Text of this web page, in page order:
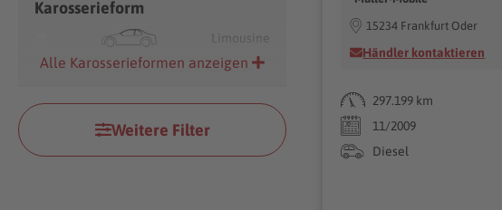
Karosserieform
Limousine
Alle Karosserieformen anzeigen
Weitere Filter
15234 Frankfurt Oder
Händler kontaktieren
297.199 km
11/2009
Diesel